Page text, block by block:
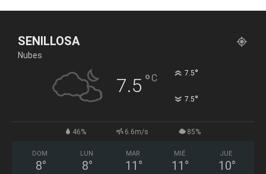
SENILLOSA
Nubes
7.5 °C 7.5°
7.5°
46% 6.6m/s 85%
DOM
8°
LUN
8°
MAR
11 °
MIÉ
11 °
JUE
10°